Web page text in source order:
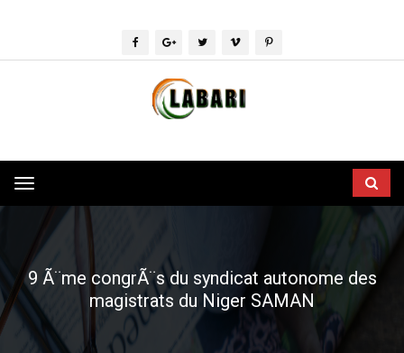
Toggle
navigation
9 Ã¨me congrÃ¨s du syndicat autonome des
magistrats du Niger SAMAN